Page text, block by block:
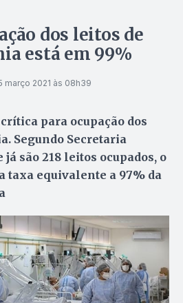
dos leitos de
está em 99%
março 2021 às 08h39
para ocupação dos
Segundo Secretaria
são 218 leitos ocupados, o
taxa equivalente a 97% da